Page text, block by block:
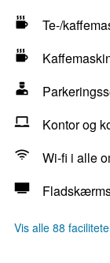
Te-/
Kontor og
Wi-fi i alle
Vis alle 88